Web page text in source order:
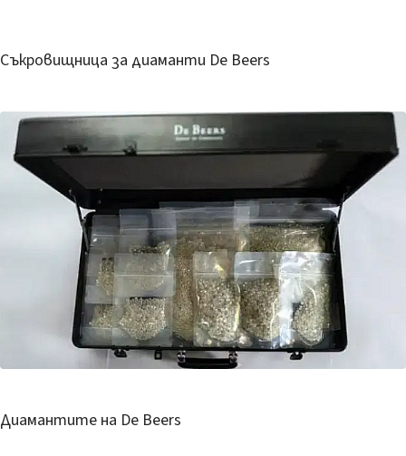
Съкровищница за диаманти De Beers
Диамантите на De Beers